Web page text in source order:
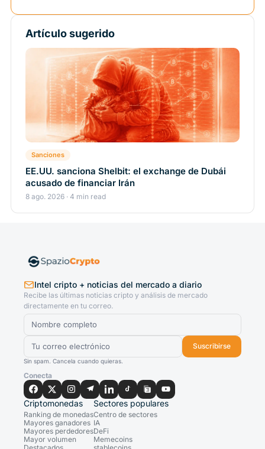
Artículo sugerido
Sanciones
EE.UU. sanciona Shelbit: el exchange de Dubái
acusado de financiar Irán
8 ago. 2026 · 4 min read
Intel cripto + noticias del mercado a diario
Recibe las últimas noticias cripto y análisis de mercado
directamente en tu correo.
Suscribirse
Sin spam. Cancela cuando quieras.
Conecta
Criptomonedas
Ranking de monedas
Mayores ganadores
Mayores perdedores
Mayor volumen
Sectores populares
Centro de sectores
IA
DeFi
Memecoins